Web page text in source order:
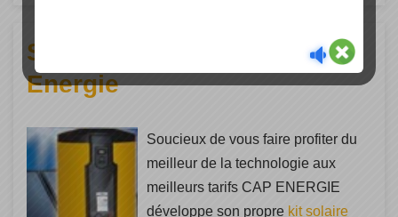
Solaire thermique Cap
Energie
Soucieux de vous faire profiter du
meilleur de la technologie aux
meilleurs tarifs CAP ENERGIE
développe son propre kit solaire